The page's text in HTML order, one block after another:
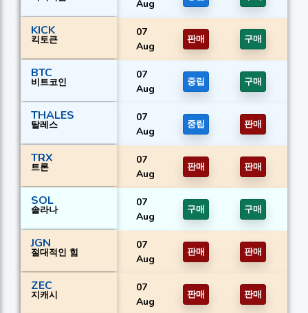
Aug
KICK
킥토큰
07
Aug
판매 구매
BTC
비트코인
07
Aug
중립 구매
THALES
탈레스
07
Aug
중립 판매
TRX
트론
07
Aug
판매 판매
SOL
솔라나
07
Aug
구매 구매
JGN
절대적인 힘
07
Aug
판매 판매
ZEC
지캐시
07
Aug
판매 판매